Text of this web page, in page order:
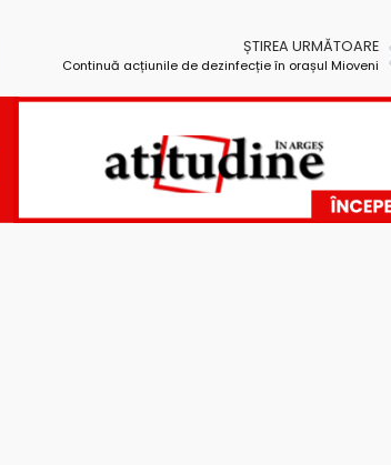
ȘTIREA URMĂTOARE
Continuă acțiunile de dezinfecție în orașul Mioveni